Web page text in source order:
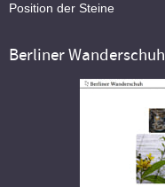
Position der Steine
Berliner Wanderschuh